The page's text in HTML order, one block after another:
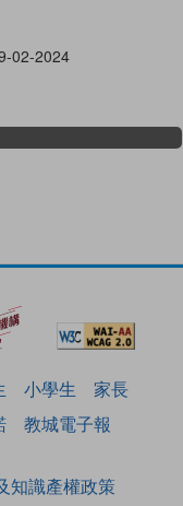
02-2024
小學生
家長
教城電子報
知識產權政策